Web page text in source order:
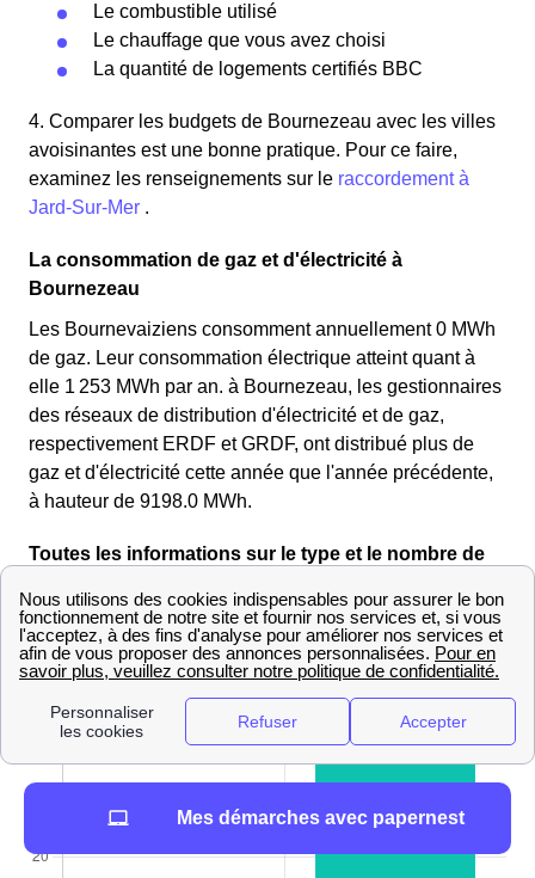
Le combustible utilisé
Le chauffage que vous avez choisi
La quantité de logements certifiés BBC
4. Comparer les budgets de Bournezeau avec les villes
avoisinantes est une bonne pratique. Pour ce faire,
examinez les renseignements sur le raccordement à
Jard-Sur-Mer .
La consommation de gaz et d'électricité à
Bournezeau
Les Bournevaiziens consomment annuellement 0 MWh
de gaz. Leur consommation électrique atteint quant à
elle 1 253 MWh par an. à Bournezeau, les gestionnaires
des réseaux de distribution d'électricité et de gaz,
respectivement ERDF et GRDF, ont distribué plus de
gaz et d'électricité cette année que l'année précédente,
à hauteur de 9198.0 MWh.
Toutes les informations sur le type et le nombre de
à Bournezeau, on comptabilise 1367 maisons pour 72
appartements appartements.
Mes démarches avec papernest